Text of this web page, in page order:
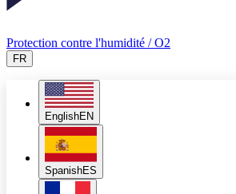
Protection contre l'humidité / O2
FR
EnglishEN
SpanishES